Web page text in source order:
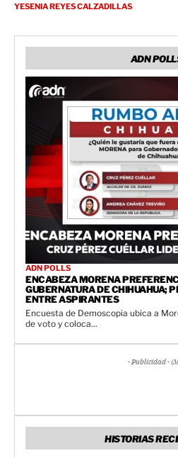
YESENIA REYES CALZADILLAS
ADN
ADN POLLS
ENCABEZA MORENA
GUBERNATURA DE CHIHUAHUA;
ENTRE ASPIRANTES
Encuesta de Demoscopia ubica a
de voto y coloca...
- Publicidad -
HISTORIAS